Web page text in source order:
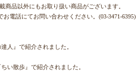
商品以外にもお取り扱い商品がございます。
電話にてお問い合わせください。(03‐3471‐6395)
人』で紹介されました。
い散歩』で紹介されました。